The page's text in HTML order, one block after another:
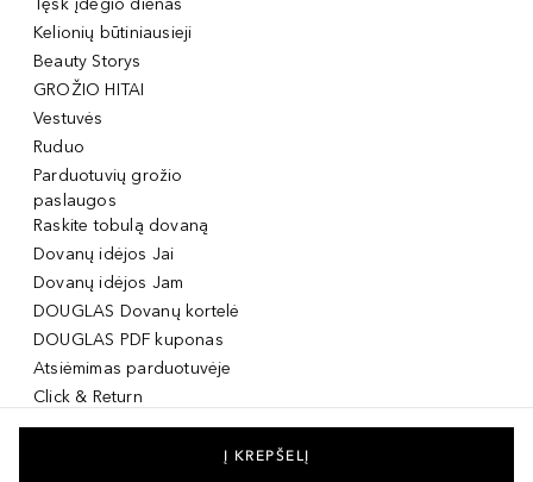
Tęsk įdegio dienas
Kelionių būtiniausieji
Beauty Storys
GROŽIO HITAI
Vestuvės
Ruduo
Parduotuvių grožio
paslaugos
Raskite tobulą dovaną
Dovanų idėjos Jai
Dovanų idėjos Jam
DOUGLAS Dovanų kortelė
DOUGLAS PDF kuponas
Atsiėmimas parduotuvėje
Click & Return
DOUGLAS Grožio Kortelė
Į KREPŠELĮ